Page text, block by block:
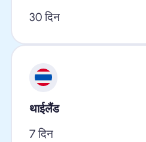
30 दिन
थाईलैंड
7 दिन